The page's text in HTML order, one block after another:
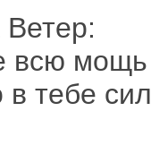
Ветер:
всю мощь
тебе